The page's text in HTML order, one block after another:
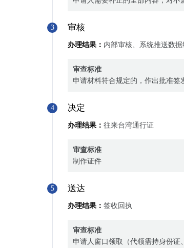
3 审核
办理结果： 内部审核、系统推送数据
审查标准
申请材料符合规定的，作出批准签
4 决定
办理结果： 往来台湾通行证
审查标准
制作证件
5 送达
办理结果： 签收回执
审查标准
申请人窗口领取（代领需持身份证